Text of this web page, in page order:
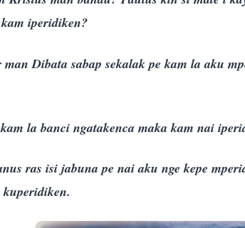
iperidiken?
Dibata sabap sekalak pe kam la aku
la banci ngatakenca maka kam nai
ras isi jabuna pe nai aku nge kepe